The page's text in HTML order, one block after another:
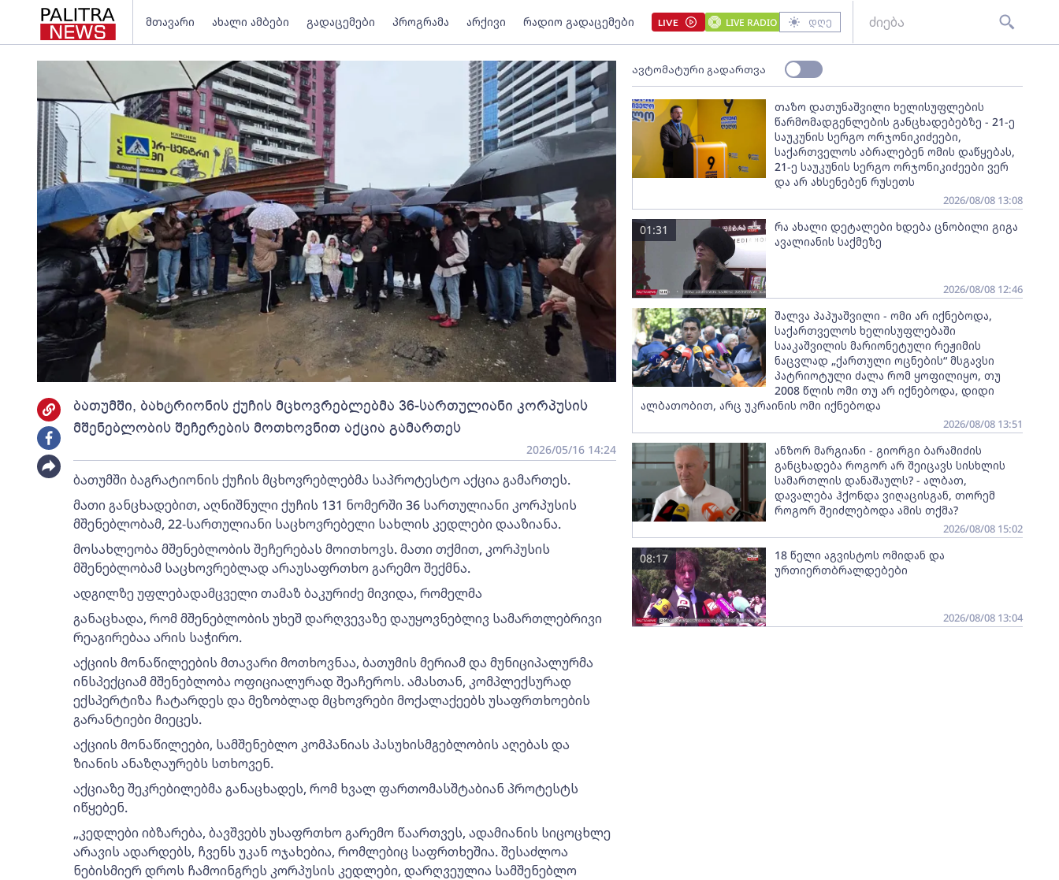
მთავარი ახალი ამბები გადაცემები პროგრამა არქივი რადიო გადაცემები LIVE LIVE RADIO დღე
ბათუმში, ბახტრიონის ქუჩის მცხოვრებლებმა 36-სართულიანი კორპუსის
მშენებლობის შეჩერების მოთხოვნით აქცია გამართეს
2026/05/16 14:24
ბათუმში ბაგრატიონის ქუჩის მცხოვრებლებმა საპროტესტო აქცია გამართეს.
მათი განცხადებით, აღნიშნული ქუჩის 131 ნომერში 36 სართულიანი კორპუსის
მშენებლობამ, 22-სართულიანი საცხოვრებელი სახლის კედლები დააზიანა.
მოსახლეობა მშენებლობის შეჩერებას მოითხოვს. მათი თქმით, კორპუსის
მშენებლობამ საცხოვრებლად არაუსაფრთხო გარემო შექმნა.
ადგილზე უფლებადამცველი თამაზ ბაკურიძე მივიდა, რომელმა
განაცხადა, რომ მშენებლობის უხეშ დარღვევაზე დაუყოვნებლივ სამართლებრივი
რეაგირებაა არის საჭირო.
აქციის მონაწილეების მთავარი მოთხოვნაა, ბათუმის მერიამ და მუნიციპალურმა
ინსპექციამ მშენებლობა ოფიციალურად შეაჩეროს. ამასთან, კომპლექსურად
ექსპერტიზა ჩატარდეს და მეზობლად მცხოვრები მოქალაქეებს უსაფრთხოების
გარანტიები მიეცეს.
აქციის მონაწილეები, სამშენებლო კომპანიას პასუხისმგებლობის აღებას და
ზიანის ანაზღაურებს სთხოვენ.
აქციაზე შეკრებილებმა განაცხადეს, რომ ხვალ ფართომასშტაბიან პროტესტს
იწყებენ.
„კედლები იბზარება, ბავშვებს უსაფრთხო გარემო წაართვეს, ადამიანის სიცოცხლე
არავის ადარდებს, ჩვენს უკან ოჯახებია, რომლებიც საფრთხეშია. შესაძლოა
ნებისმიერ დროს ჩამოინგრეს კორპუსის კედლები, დარღვეულია სამშენებლო
ავტომატური გადართვა
თაზო დათუნაშვილი ხელისუფლების
წარმომადგენლების განცხადებებზე - 21-ე
საუკუნის სერგო ორჯონიკიძეები,
საქართველოს აბრალებენ ომის დაწყებას,
21-ე საუკუნის სერგო ორჯონიკიძეები ვერ
და არ ახსენებენ რუსეთს
2026/08/08 13:08
რა ახალი დეტალები ხდება ცნობილი გიგა
ავალიანის საქმეზე
01:31
2026/08/08 12:46
შალვა პაპუაშვილი - ომი არ იქნებოდა,
საქართველოს ხელისუფლებაში
სააკაშვილის მარიონეტული რეჟიმის
ნაცვლად „ქართული ოცნების“ მსგავსი
პატრიოტული ძალა რომ ყოფილიყო, თუ
2008 წლის ომი თუ არ იქნებოდა, დიდი
ალბათობით, არც უკრაინის ომი იქნებოდა
2026/08/08 13:51
ანზორ მარგიანი - გიორგი ბარამიძის
განცხადება როგორ არ შეიცავს სისხლის
სამართლის დანაშაულს? - ალბათ,
დავალება ჰქონდა ვიღაცისგან, თორემ
როგორ შეიძლებოდა ამის თქმა?
2026/08/08 15:02
18 წელი აგვისტოს ომიდან და
ურთიერთბრალდებები
08:17
2026/08/08 13:04